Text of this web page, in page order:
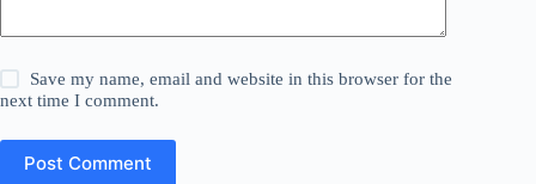
Save my name, email and website in this browser for the
next time I comment.
Post Comment